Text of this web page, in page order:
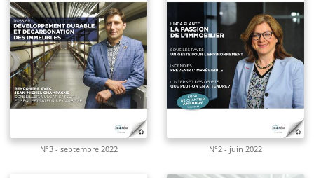
N°3 - septembre 2022 N°2 - juin 2022